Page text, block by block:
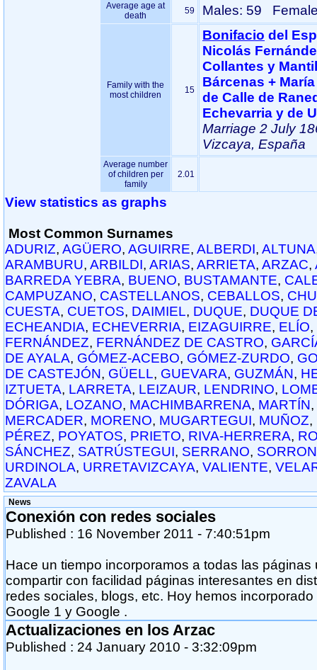
Average age at
death
59 Males: 59
Family with the
most children
15
Bonifacio del
Nicolás
Collantes y
Bárcenas +
de Calle de
Echevarria y de
Marriage 2 July
Vizcaya, España
Average number
of children per
family
2.01
View statistics as graphs
Most Common Surnames
ADURIZ, AGÜERO, AGUIRRE, ALBERDI, ALTUNA
ARAMBURU, ARBILDI, ARIAS, ARRIETA, ARZAC,
BARREDA YEBRA, BUENO, BUSTAMANTE,
CAMPUZANO, CASTELLANOS, CEBALLOS,
CUESTA, CUETOS, DAIMIEL, DUQUE, DUQUE
ECHEANDIA, ECHEVERRIA, EIZAGUIRRE, ELÍO,
FERNÁNDEZ, FERNÁNDEZ DE CASTRO,
DE AYALA, GÓMEZ-ACEBO, GÓMEZ-ZURDO,
DE CASTEJÓN, GÜELL, GUEVARA, GUZMÁN,
IZTUETA, LARRETA, LEIZAUR, LENDRINO,
DÓRIGA, LOZANO, MACHIMBARRENA, MARTÍN,
MERCADER, MORENO, MUGARTEGUI, MUÑOZ,
PÉREZ, POYATOS, PRIETO, RIVA-HERRERA,
SÁNCHEZ, SATRÚSTEGUI, SERRANO,
URDINOLA, URRETAVIZCAYA, VALIENTE,
ZAVALA
News
Conexión con redes sociales
Published : 16 November 2011 - 7:40:51pm
Hace un tiempo incorporamos a todas las páginas
compartir con facilidad páginas interesantes en
redes sociales, blogs, etc. Hoy hemos
Google 1 y Google .
Actualizaciones en los Arzac
Published : 24 January 2010 - 3:32:09pm